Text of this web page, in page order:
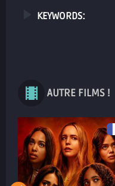
KEYWORDS:
AUTRE FILMS !